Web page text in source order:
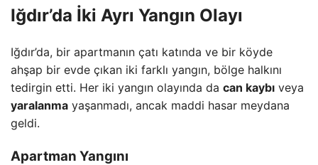
Iğdır’da İki Ayrı Yangın Olayı
Iğdır’da, bir apartmanın çatı katında ve bir köyde
ahşap bir evde çıkan iki farklı yangın, bölge halkını
tedirgin etti. Her iki yangın olayında da can kaybı veya
yaralanma yaşanmadı, ancak maddi hasar meydana
geldi.
Apartman Yangını